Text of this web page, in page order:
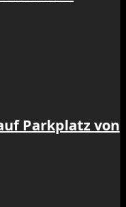
Parkplatz von